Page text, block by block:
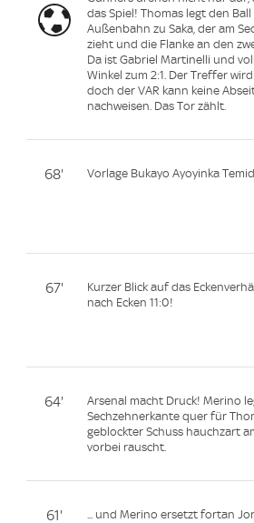
das Spiel! Thomas legt den
Außenbahn zu Saka, der am
zieht und die Flanke an den
Da ist Gabriel Martinelli und
Winkel zum 2:1. Der Treffer
doch der VAR kann keine
nachweisen. Das Tor zählt.
68' Vorlage Bukayo Ayoyinka
67'
Kurzer Blick auf das
nach Ecken 11:0!
64'
Arsenal macht Druck! Merino
Sechzehnerkante quer für
geblockter Schuss hauchzart
vorbei rauscht.
61' ... und Merino ersetzt fortan